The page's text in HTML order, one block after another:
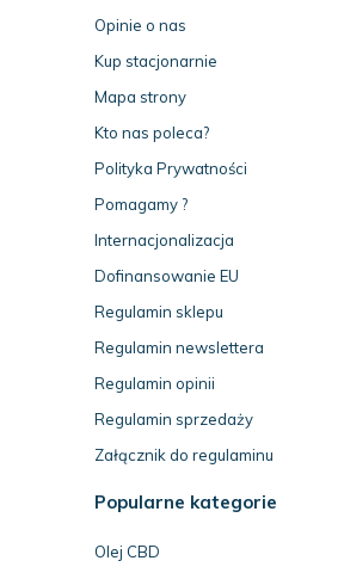
Opinie o nas
Kup stacjonarnie
Mapa strony
Kto nas poleca?
Polityka Prywatności
Pomagamy ?
Internacjonalizacja
Dofinansowanie EU
Regulamin sklepu
Regulamin newslettera
Regulamin opinii
Regulamin sprzedaży
Załącznik do regulaminu
Popularne kategorie
Olej CBD